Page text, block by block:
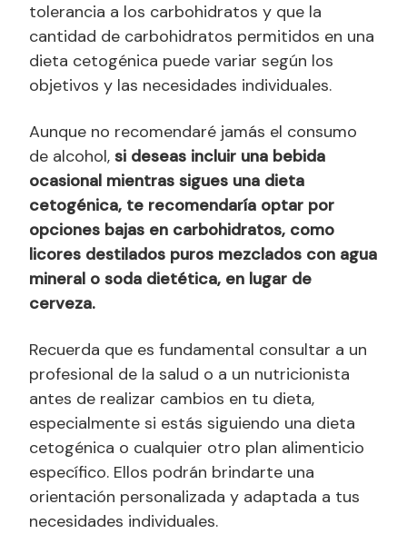
tolerancia a los carbohidratos y que la
cantidad de carbohidratos permitidos en una
dieta cetogénica puede variar según los
objetivos y las necesidades individuales.
Aunque no recomendaré jamás el consumo
de alcohol, si deseas incluir una bebida
ocasional mientras sigues una dieta
cetogénica, te recomendaría optar por
opciones bajas en carbohidratos, como
licores destilados puros mezclados con agua
mineral o soda dietética, en lugar de
cerveza.
Recuerda que es fundamental consultar a un
profesional de la salud o a un nutricionista
antes de realizar cambios en tu dieta,
especialmente si estás siguiendo una dieta
cetogénica o cualquier otro plan alimenticio
específico. Ellos podrán brindarte una
orientación personalizada y adaptada a tus
necesidades individuales.